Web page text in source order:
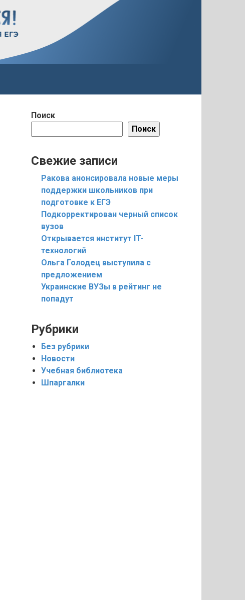
Поиск
Поиск
Свежие записи
Ракова анонсировала новые меры
поддержки школьников при
подготовке к ЕГЭ
Подкорректирован черный список
вузов
Открывается институт IT-
технологий
Ольга Голодец выступила с
предложением
Украинские ВУЗы в рейтинг не
попадут
Рубрики
Без рубрики
Новости
Учебная библиотека
Шпаргалки